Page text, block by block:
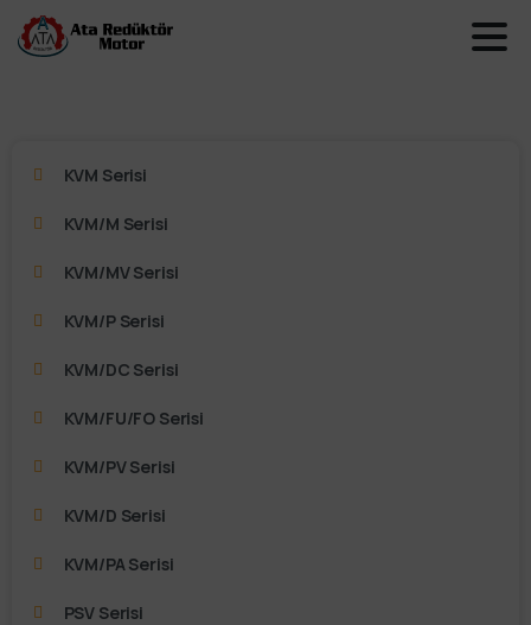
KVM Serisi
KVM/M Serisi
KVM/MV Serisi
KVM/P Serisi
KVM/DC Serisi
KVM/FU/FO Serisi
KVM/PV Serisi
KVM/D Serisi
KVM/PA Serisi
PSV Serisi